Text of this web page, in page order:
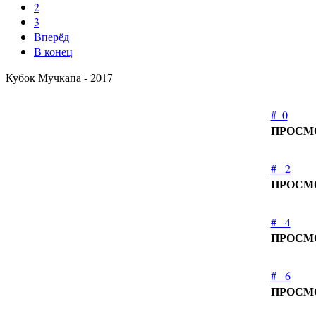
2
3
Вперёд
В конец
Кубок Мучкапа - 2017
#_0
#_ 2
#_ 4
#_ 6